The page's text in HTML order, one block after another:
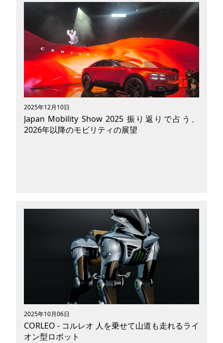
「CORLEO（コルレオ）」は、ロボット事業とモ
ーターサイクル事業を展開する川崎重工グループ
（以下、川崎重工）開発の新しいオフロードパー
ソナルモビリティ。 ライオン型かつ四足歩行と
いう新しいカタチのモビリティは、大阪万博の展
示で大きな反響を呼びました。 そして2025年12
月3日に川崎重工が「2035年の製品化を目指して
本格開発に着手した」と公表したことで、いま改
めてCORLEOへの注目度が高まっています。
2025年12月10日
Japan Mobility Show 2025 振り返りで占う、
2026年以降のモビリティの展望
2025年10月30日（木）から11月9日（日）に開
催された「Japan Mobility Show 2025」。いま
話題の新車やコンセプトカー、パーソナルモビリ
ティなど、これからの未来が期待されるさまざま
な車両が展示され、話題となりましたよね。 当
メディアでは、「Japan Mobility Show 2025」
でとくに目立っていた展示をピックアップしてス
ナップ！ 写真と一緒にモビリティの魅力や特徴
をご紹介したいと思います。 2026年以降、どん
な乗用具が市場に出回るのか、今後の展望が気に
なる方は必見です。
2025年10月06日
CORLEO - コルレオ 人を乗せて山道も走れるライ
オン型ロボット